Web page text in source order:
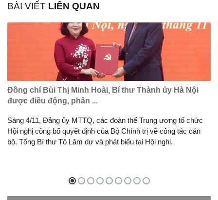
BÀI VIẾT LIÊN QUAN
Đồng chí Bùi Thị Minh Hoài, Bí thư Thành ủy Hà Nội
được điều động, phân ...
Sáng 4/11, Đảng ủy MTTQ, các đoàn thể Trung ương tổ chức
Hội nghị công bố quyết định của Bộ Chính trị về công tác cán
bộ. Tổng Bí thư Tô Lâm dự và phát biểu tại Hội nghị.